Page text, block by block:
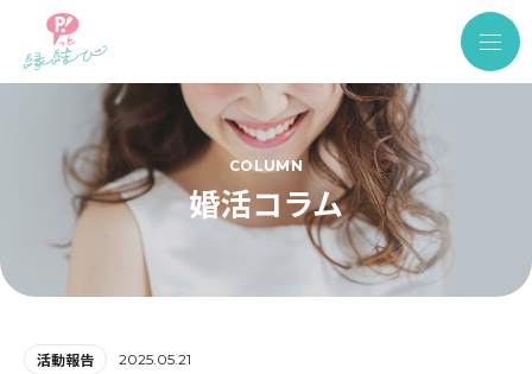
COLUMN
婚活コラム
活動報告 2025.05.21